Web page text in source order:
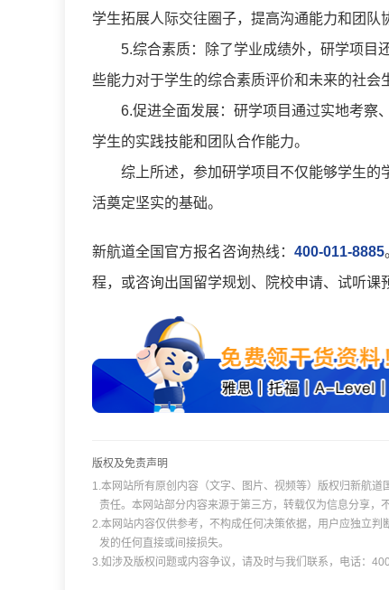
学生拓展人际交往圈子，提高沟通能力和团队
5.综合素质：除了学业成绩外，研学项目还
些能力对于学生的综合素质评价和未来的社会
6.促进全面发展：研学项目通过实地考察、
学生的实践技能和团队合作能力。
综上所述，参加研学项目不仅能够学生的
活奠定坚实的基础。
新航道全国官方报名咨询热线： 400-011-8885
程，或咨询出国留学规划、院校申请、试听课
版权及免责声明
1.本网站所有原创内容（文字、图片、视频等）版权归新航
责任。本网站部分内容来源于第三方，转载仅为信息分享，
2.本网站内容仅供参考，不构成任何决策依据，用户应独立
发的任何直接或间接损失。
3.如涉及版权问题或内容争议，请及时与我们联系，电话：